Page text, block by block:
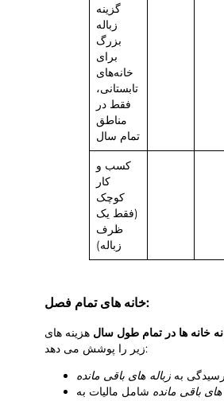
گزینه
زباله
بزرگ
برای
خانه‌های
تابستانی،
فقط در
مناطق
تمام سال
کسب و
کار
کوچک
(فقط یک
ظرف
زباله)
خانه های تمام فصل:
خانه ها در تمام طول سال هزینه های
زیر را پوشش می دهد:
به زباله های باقی مانده
های باقی مانده شامل مالیات به